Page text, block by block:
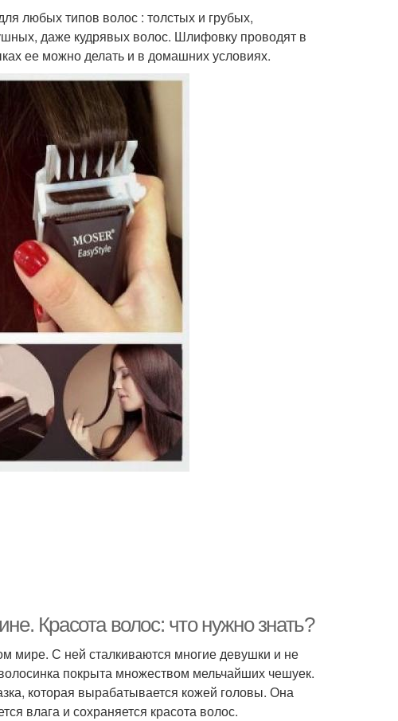
любых типов волос : толстых и грубых,
даже кудрявых волос. Шлифовку проводят в
ее можно делать и в домашних условиях.
Красота волос: что нужно знать?
мире. С ней сталкиваются многие девушки и не
покрыта множеством мельчайших чешуек.
которая вырабатывается кожей головы. Она
влага и сохраняется красота волос.